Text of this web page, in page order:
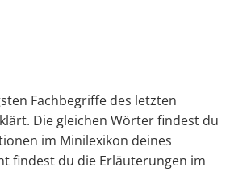
Fachbegriffe des letzten
Die gleichen Wörter findest du
im Minilexikon deines
findest du die Erläuterungen im